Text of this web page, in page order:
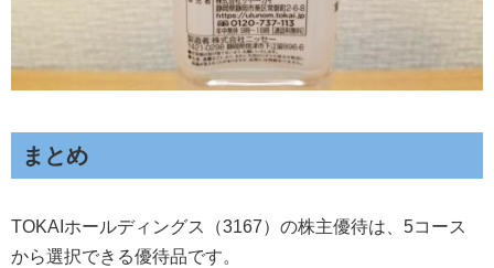
まとめ
TOKAIホールディングス（3167）の株主優待は、5コース
から選択できる優待品です。